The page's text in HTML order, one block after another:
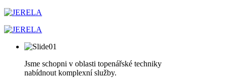
Jsme schopni v oblasti topenářské techniky
nabídnout komplexní služby.